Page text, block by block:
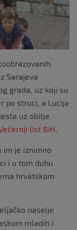
k
Sarajeva
grada, uz koji su
po struci, a Lucija
uz obilje
list BiH
im je iznimno
i u tom duhu
hrvatskom
naselje
mladih i